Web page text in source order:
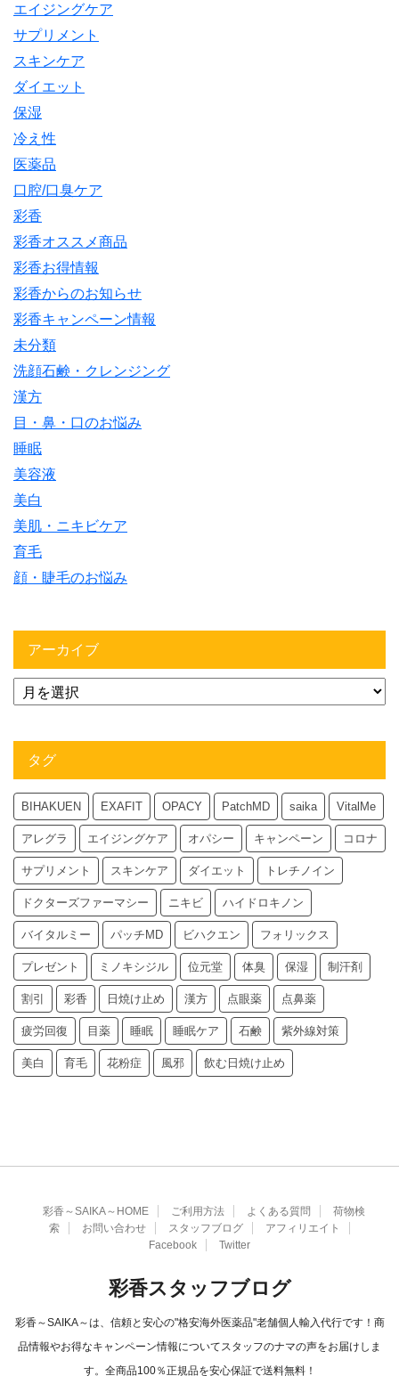
エイジングケア
サプリメント
スキンケア
ダイエット
保湿
冷え性
医薬品
口腔/口臭ケア
彩香
彩香オススメ商品
彩香お得情報
彩香からのお知らせ
彩香キャンペーン情報
未分類
洗顔石鹸・クレンジング
漢方
目・鼻・口のお悩み
睡眠
美容液
美白
美肌・ニキビケア
育毛
顔・睫毛のお悩み
アーカイブ
タグ
BIHAKUEN EXAFIT OPACY PatchMD saika VitalMe
アレグラ エイジングケア オパシー キャンペーン コロナ
サプリメント スキンケア ダイエット トレチノイン
ドクターズファーマシー ニキビ ハイドロキノン
バイタルミー パッチMD ビハクエン フォリックス
プレゼント ミノキシジル 位元堂 体臭 保湿 制汗剤
割引 彩香 日焼け止め 漢方 点眼薬 点鼻薬
疲労回復 目薬 睡眠 睡眠ケア 石鹸 紫外線対策
美白 育毛 花粉症 風邪 飲む日焼け止め
彩香～SAIKA～HOME ご利用方法 よくある質問
荷物検
索
お問い合わせ スタッフブログ
アフィリエイト
Facebook
Twitter
彩香スタッフブログ
彩香～SAIKA～は、信頼と安心の"格安海外医薬品"老舗個人輸入代行です！商
品情報やお得なキャンペーン情報についてスタッフのナマの声をお届けしま
す。全商品100％正規品を安心保証で送料無料！